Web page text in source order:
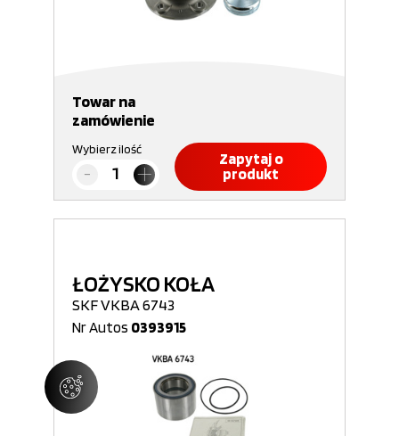
Towar na
zamówienie
Wybierz ilość
Zapytaj o
produkt
ŁOŻYSKO KOŁA
SKF VKBA 6743
Nr Autos 0393915